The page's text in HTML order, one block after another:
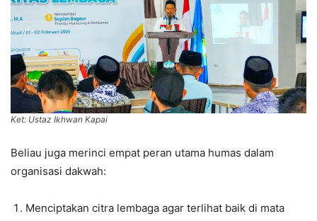
Ket: Ustaz Ikhwan Kapai
Beliau juga merinci empat peran utama humas dalam
organisasi dakwah:
Menciptakan citra lembaga agar terlihat baik di mata